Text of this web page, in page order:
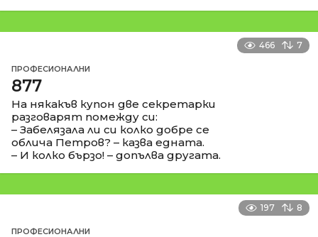
466 7
ПРОФЕСИОНАЛНИ
877
На някакъв купон две секретарки
разговарят помежду си:
– Забелязала ли си колко добре се
облича Петров? – казва едната.
– И колко бързо! – допълва другата.
197 8
ПРОФЕСИОНАЛНИ